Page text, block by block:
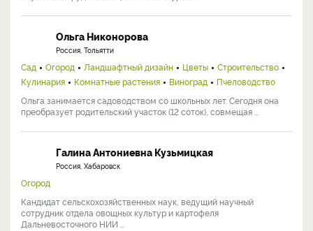
Ольга Никонорова
Россия, Тольятти
Сад Огород Ландшафтный дизайн Цветы
Строительство
Кулинария
Комнатные растения Виноград
Пчеловодство
Ольга занимается садоводством со школьных лет. Сегодня она
преобразует родительский участок (12 соток), совмещая ...
Галина Антониевна Кузьмицкая
Россия, Хабаровск
Огород
Кандидат сельскохозяйственных наук, ведущий научный
сотрудник отдела овощных культур и картофеля
Дальневосточного НИИ ...